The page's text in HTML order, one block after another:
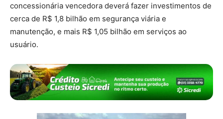
concessionária vencedora deverá fazer investimentos de
cerca de R$ 1,8 bilhão em segurança viária e
manutenção, e mais R$ 1,05 bilhão em serviços ao
usuário.